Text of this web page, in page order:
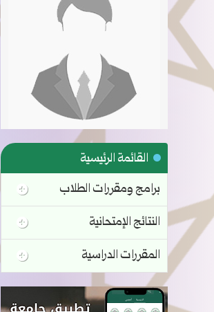
القائمة الرئيسية
برامج ومقررات الطلاب
النتائج الإمتحانية
المقررات الدراسية